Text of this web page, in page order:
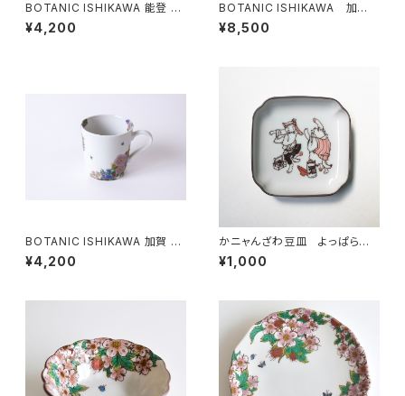
BOTANIC ISHIKAWA 能登 マ
グカップ
¥4,200
BOTANIC ISHIKAWA 加
賀 ティーポット
¥8,500
BOTANIC ISHIKAWA 加賀 マ
グカップ
¥4,200
かニャんざわ豆皿 よっぱらい
ネコ
¥1,000